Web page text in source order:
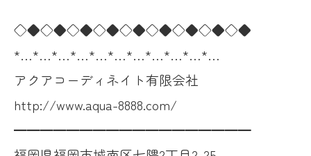
◇◆◇◆◇◆◇◆◇◆◇◆◇◆◇◆◇◆
*…*…*…*…*…*…*…*…*…*…*…
アクアコーディネイト有限会社
http://www.aqua-8888.com/
━━━━━━━━━━━━━━━━━━